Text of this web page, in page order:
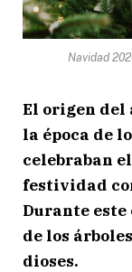
Navidad
El origen del
la época de
celebraban
festividad
Durante este
de los
dioses.